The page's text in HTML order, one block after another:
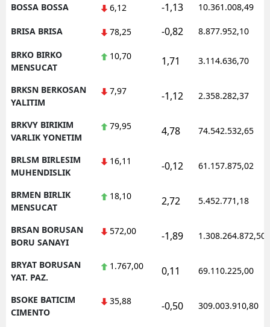
BOSSA BOSSA 6,12 -1,13 10.361.008,49
BRISA BRISA 78,25 -0,82 8.877.952,10
BRKO BIRKO
MENSUCAT
10,70 1,71 3.114.636,70
BRKSN BERKOSAN
YALITIM
7,97 -1,12 2.358.282,37
BRKVY BIRIKIM
VARLIK YONETIM
79,95 4,78 74.542.532,65
BRLSM BIRLESIM
MUHENDISLIK
16,11 -0,12 61.157.875,02
BRMEN BIRLIK
MENSUCAT
18,10 2,72 5.452.771,18
BRSAN BORUSAN
BORU SANAYI
572,00 -1,89 1.308.264.872,50
BRYAT BORUSAN
YAT. PAZ.
1.767,00 0,11 69.110.225,00
BSOKE BATICIM
CIMENTO
35,88 -0,50 309.003.910,80